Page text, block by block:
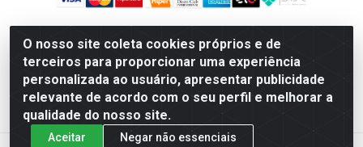
O nosso site coleta cookies próprios e de
terceiros para proporcionar uma experiência
personalizada ao usuário, apresentar publicidade
relevante de acordo com o seu perfil e melhorar a
qualidade do nosso site.
Aceitar Negar não essenciais
Distribuidora Prime LTDA - Av. Professor Nilton Lins, 781 -
Flores, Manaus/AM - CEP 69.058-030 - CNPJ:
10.717.750/0001-32